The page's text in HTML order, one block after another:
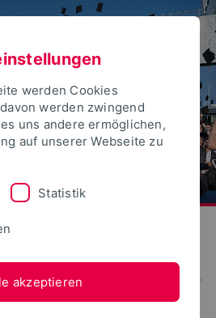
werden Cookies
werden zwingend
uns andere ermöglichen,
auf unserer Webseite zu
Statistik
akzeptieren